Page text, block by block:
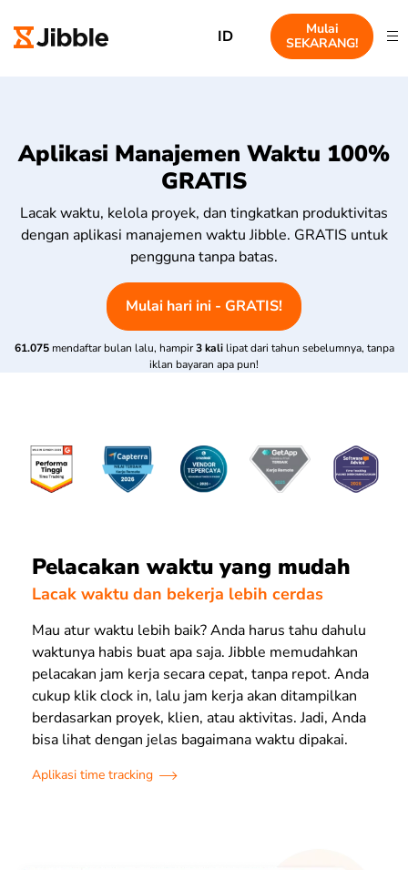
ID
Mulai
SEKARANG!
Aplikasi Manajemen Waktu 100%
GRATIS
Lacak waktu, kelola proyek, dan tingkatkan produktivitas
dengan aplikasi manajemen waktu Jibble. GRATIS untuk
pengguna tanpa batas.
Mulai hari ini - GRATIS!
61.075 mendaftar bulan lalu, hampir 3 kali lipat dari tahun sebelumnya, tanpa
iklan bayaran apa pun!
Pelacakan waktu yang mudah
Lacak waktu dan bekerja lebih cerdas
Mau atur waktu lebih baik? Anda harus tahu dahulu
waktunya habis buat apa saja. Jibble memudahkan
pelacakan jam kerja secara cepat, tanpa repot. Anda
cukup klik clock in, lalu jam kerja akan ditampilkan
berdasarkan proyek, klien, atau aktivitas. Jadi, Anda
bisa lihat dengan jelas bagaimana waktu dipakai.
Aplikasi time tracking